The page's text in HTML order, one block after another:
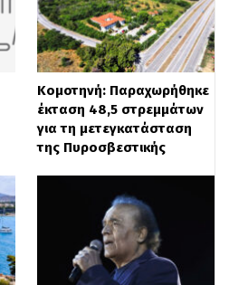
Κομοτηνή: Παραχωρήθηκε
έκταση 48,5 στρεμμάτων
για τη μετεγκατάσταση
της Πυροσβεστικής